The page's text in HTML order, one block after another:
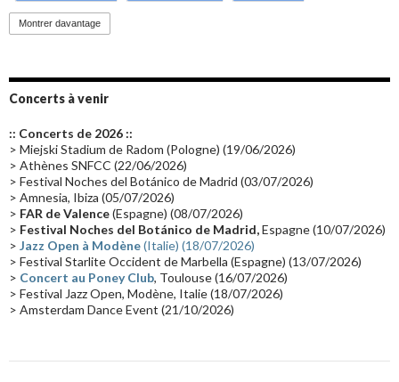
Promo 2019(23)
Groupe de Recherche Musicale
Passages radio Vidéo Jarrecast (16) Synthé 80's
Les concerts en Chine(16) Cinéma
Synthé Roland(15) Belgique(15)
(14) Astronomie (14)
Tournée 2025(14) 2024(14) Chine(13)
Montrer davantage
Concerts à venir
:: Concerts de 2026 ::
> Miejski Stadium de Radom (Pologne) (19/06/2026)
> Athènes SNFCC (22/06/2026)
> Festival Noches del Botánico de Madrid (03/07/2026)
> Amnesia, Ibiza (05/07/2026)
> FAR de Valence(Espagne) (08/07/2026)
> Festival Noches del Botánico de Madrid,Espagne (10/07/2026)
> Jazz Open à Modène(Italie) (18/07/2026)
> Festival Starlite Occident de Marbella (Espagne) (13/07/2026)
> Concert au Poney Club, Toulouse (16/07/2026)
> Festival Jazz Open, Modène, Italie (18/07/2026)
> Amsterdam Dance Event (21/10/2026)